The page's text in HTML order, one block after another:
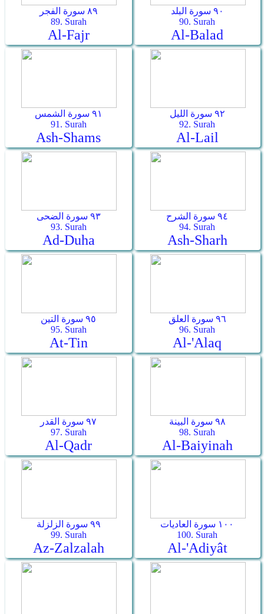
٨٩ سورة الفجر
89. Surah
Al-Fajr
٩٠ سورة البلد
90. Surah
Al-Balad
٩١ سورة الشمس
91. Surah
Ash-Shams
٩٢ سورة الليل
92. Surah
Al-Lail
٩٣ سورة الضحى
93. Surah
Ad-Duha
٩٤ سورة الشرح
94. Surah
Ash-Sharh
٩٥ سورة التين
95. Surah
At-Tin
٩٦ سورة العلق
96. Surah
Al-'Alaq
٩٧ سورة القدر
97. Surah
Al-Qadr
٩٨ سورة البينة
98. Surah
Al-Baiyinah
٩٩ سورة الزلزلة
99. Surah
Az-Zalzalah
١٠٠ سورة العاديات
100. Surah
Al-'Adiyât